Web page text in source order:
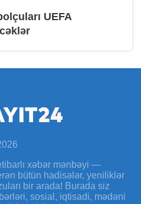
UEFA
xəbər mənbəyi —
bütün hadisələr, yeniliklər
bir arada! Burada siz
sosial, iqtisadi, mədəni